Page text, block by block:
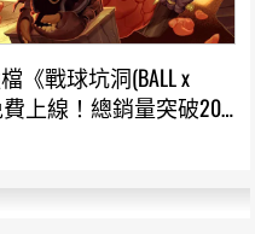
《戰球坑洞(BALL x
上線！總銷量突破200